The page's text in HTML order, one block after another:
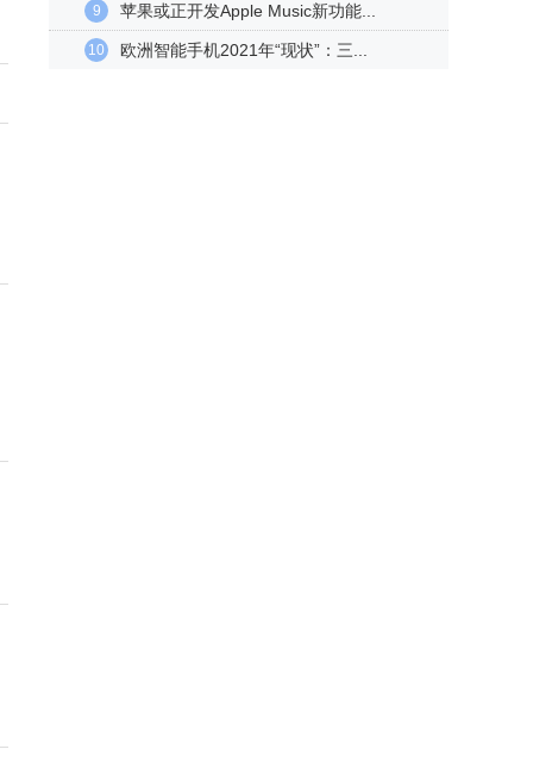
9 苹果或正开发Apple Music新功能...
10 欧洲智能手机2021年“现状”：三...